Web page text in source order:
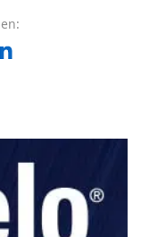
en: